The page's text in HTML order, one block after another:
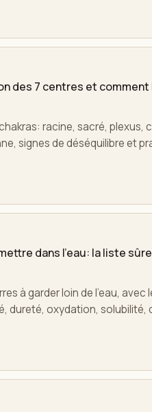
des 7 centres et
racine, sacré, plexus,
signes de déséquilibre et
dans l'eau: la liste
à garder loin de l'eau, avec
dureté, oxydation, solubilité,